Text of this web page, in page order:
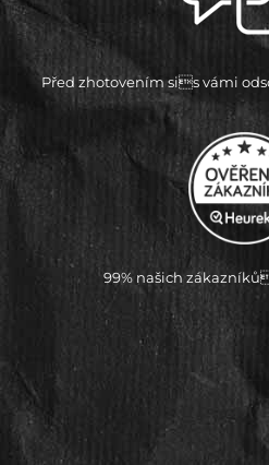
Před zhotovením sis vámi
99% našich